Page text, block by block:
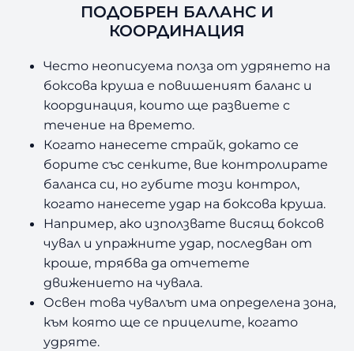
ПОДОБРЕН БАЛАНС И
КООРДИНАЦИЯ
Често неописуема полза от удрянето на
боксова круша е повишеният баланс и
координация, които ще развиете с
течение на времето.
Когато нанесете страйк, докато се
борите със сенките, вие контролирате
баланса си, но губите този контрол,
когато нанесете удар на боксова круша.
Например, ако използвате висящ боксов
чувал и упражните удар, последван от
кроше, трябва да отчетете
движението на чувала.
Освен това чувалът има определена зона,
към която ще се прицелите, когато
удряте.